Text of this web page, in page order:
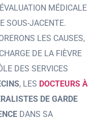
MÉDICALE
SOUS-JACENTE.
LES CAUSES,
DE LA FIÈVRE
DES SERVICES
, LES DOCTEURS À
DE GARDE
DANS SA